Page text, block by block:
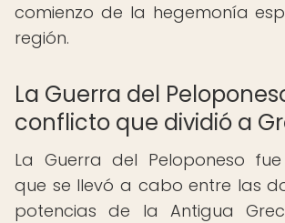
comienzo de la hegemonía
región.
La Guerra del
conflicto que dividió a
La Guerra del Peloponeso
que se llevó a cabo entre las
potencias de la Antigua